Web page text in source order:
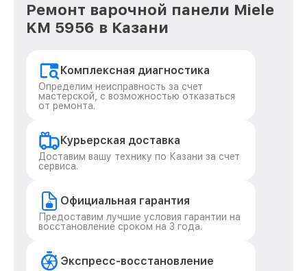
Ремонт варочной панели Miele
KM 5956 в Казани
Комплексная диагностика
Определим неисправность за счет
мастерской, с возможностью отказаться
от ремонта.
Курьерская доставка
Доставим вашу технику по Казани за счет
сервиса.
Официальная гарантия
Предоставим лучшие условия гарантии на
восстановление сроком на 3 года.
Экспресс-восстановление